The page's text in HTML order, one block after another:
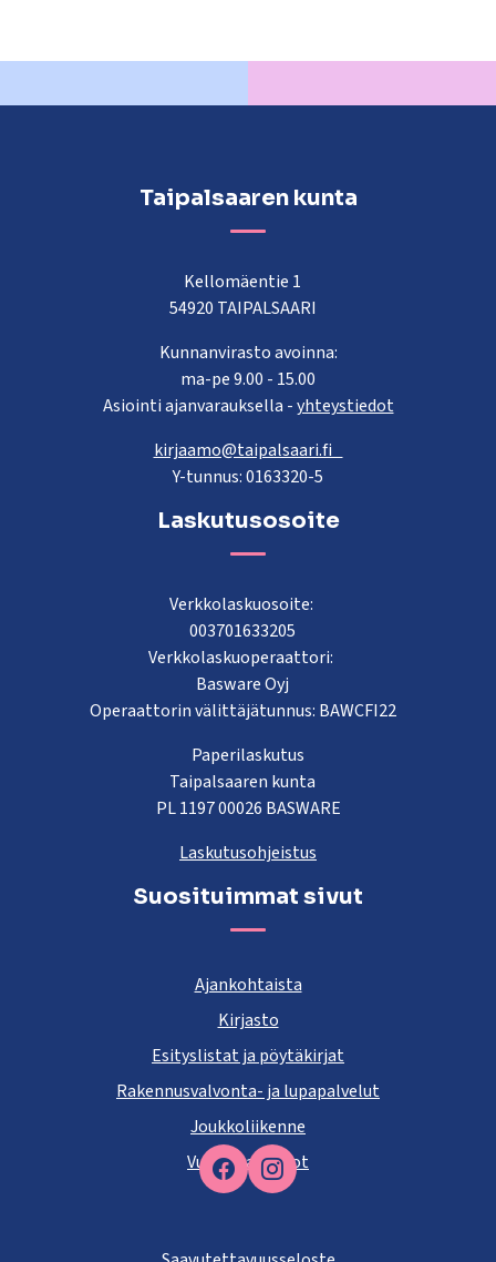
Facebook
Taipalsaaren kunta
Kellomäentie 1
54920 TAIPALSAARI
Kunnanvirasto avoinna:
ma-pe 9.00 - 15.00
Asiointi ajanvarauksella -yhteystiedot
kirjaamo@taipalsaari.fi
Y-tunnus: 0163320-5
Laskutusosoite
Verkkolaskuosoite:
003701633205
Verkkolaskuoperaattori:
Basware Oyj
Operaattorin välittäjätunnus: BAWCFI22
Paperilaskutus
Taipalsaaren kunta
PL 1197 00026 BASWARE
Laskutusohjeistus
Suosituimmat sivut
Ajankohtaista
Kirjasto
Esityslistat ja pöytäkirjat
Rakennusvalvonta- ja lupapalvelut
Joukkoliikenne
Vuokra-asunnot